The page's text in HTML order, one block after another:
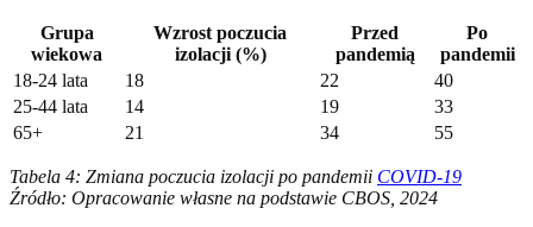
Grupa
wiekowa
Wzrost poczucia
izolacji (%)
Przed
pandemią
Po
pandemii
18-24 lata
18 22
40
25-44 lata
14 19
33
65+
21 34 55
Tabela 4: Zmiana poczucia izolacji po pandemii COVID-19
Źródło: Opracowanie własne na podstawie CBOS, 2024